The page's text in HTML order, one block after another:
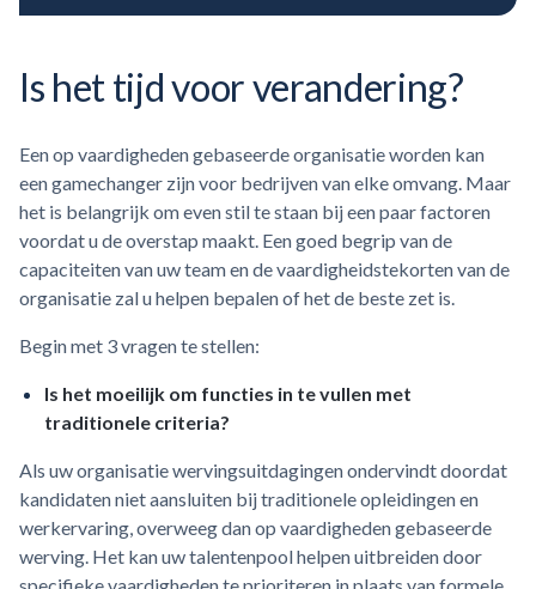
Is het tijd voor verandering?
Een op vaardigheden gebaseerde organisatie worden kan
een gamechanger zijn voor bedrijven van elke omvang. Maar
het is belangrijk om even stil te staan bij een paar factoren
voordat u de overstap maakt. Een goed begrip van de
capaciteiten van uw team en de vaardigheidstekorten van de
organisatie zal u helpen bepalen of het de beste zet is.
Begin met 3 vragen te stellen:
Is het moeilijk om functies in te vullen met
traditionele criteria?
Als uw organisatie wervingsuitdagingen ondervindt doordat
kandidaten niet aansluiten bij traditionele opleidingen en
werkervaring, overweeg dan op vaardigheden gebaseerde
werving. Het kan uw talentenpool helpen uitbreiden door